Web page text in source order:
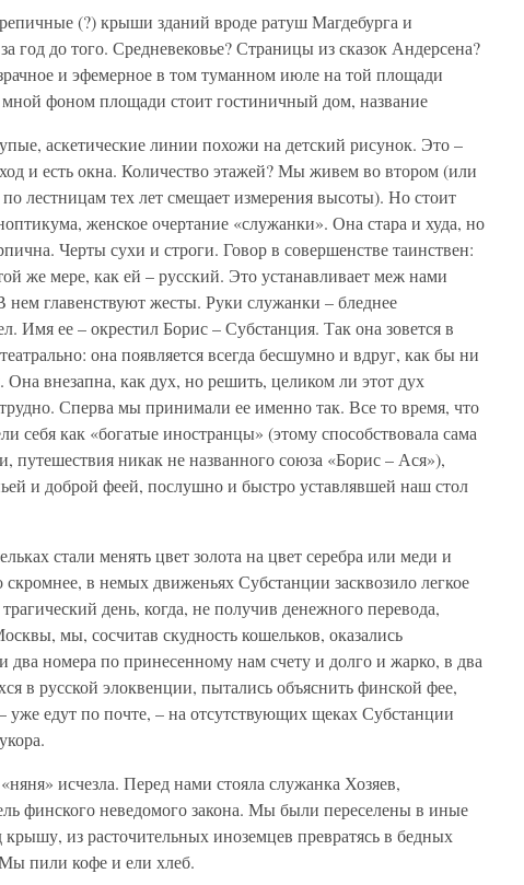
(?) крыши зданий вроде ратуш Магдебурга и
год до того. Средневековье? Страницы из сказок Андерсена?
и эфемерное в том туманном июле на той площади
фоном площади стоит гостиничный дом, название
аскетические линии похожи на детский рисунок. Это –
и есть окна. Количество этажей? Мы живем во втором (или
по лестницам тех лет смещает измерения высоты). Но стоит
женское очертание «служанки». Она стара и худа, но
Черты сухи и строги. Говор в совершенстве таинствен:
же мере, как ей – русский. Это устанавливает меж нами
главенствуют жесты. Руки служанки – бледнее
Имя ее – окрестил Борис – Субстанция. Так она зовется в
она появляется всегда бесшумно и вдруг, как бы ни
Она внезапна, как дух, но решить, целиком ли этот дух
Сперва мы принимали ее именно так. Все то время, что
себя как «богатые иностранцы» (этому способствовала сама
путешествия никак не названного союза «Борис – Ася»),
и доброй феей, послушно и быстро уставлявшей наш стол
стали менять цвет золота на цвет серебра или меди и
в немых движеньях Субстанции засквозило легкое
день, когда, не получив денежного перевода,
мы, сосчитав скудность кошельков, оказались
два номера по принесенному нам счету и долго и жарко, в два
в русской элоквенции, пытались объяснить финской фее,
уже едут по почте, – на отсутствующих щеках Субстанции
исчезла. Перед нами стояла служанка Хозяев,
финского неведомого закона. Мы были переселены в иные
из расточительных иноземцев превратясь в бедных
пили кофе и ели хлеб.